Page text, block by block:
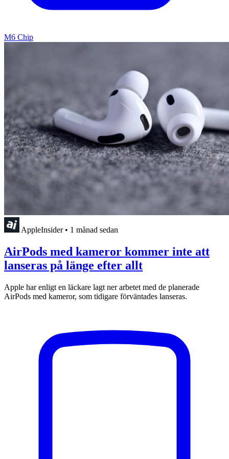
M6 Chip
AppleInsider • 1 månad sedan
AirPods med kameror kommer inte att
lanseras på länge efter allt
Apple har enligt en läckare lagt ner arbetet med de planerade
AirPods med kameror, som tidigare förväntades lanseras.